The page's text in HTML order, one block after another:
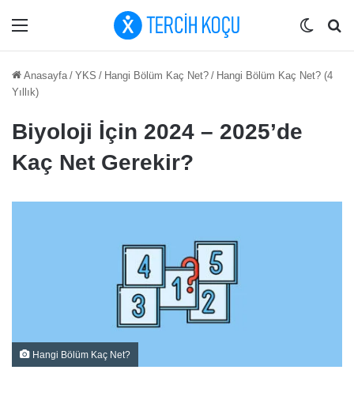
Menü Dış
Anasayfa / YKS / Hangi Bölüm Kaç Net? / Hangi Bölüm Kaç Net? (4
Yıllık)
Biyoloji İçin 2024 – 2025’de
Kaç Net Gerekir?
Hangi Bölüm Kaç Net?